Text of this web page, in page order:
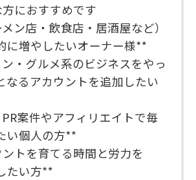
におすすめです
ン店・飲食店・居酒屋など）
に増やしたいオーナー様**
・グルメ系のビジネスをやっ
なるアカウントを追加したい
案件やアフィリエイトで毎
い個人の方**
トを育てる時間と労力を
たい方**